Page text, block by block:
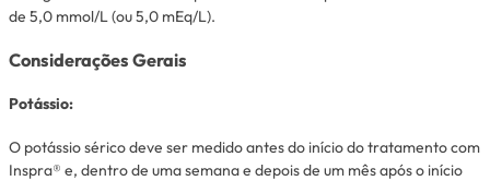
de 5,0 mmol/L (ou 5,0 mEq/L).
Considerações Gerais
Potássio:
O potássio sérico deve ser medido antes do início do tratamento com
Inspra® e, dentro de uma semana e depois de um mês após o início